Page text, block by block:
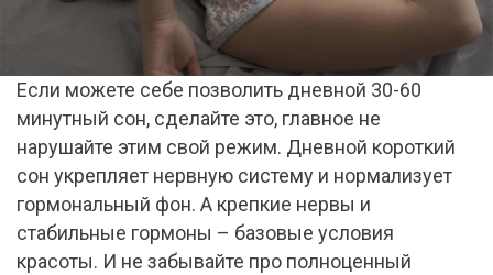
Если можете себе позволить дневной 30-60
минутный сон, сделайте это, главное не
нарушайте этим свой режим. Дневной короткий
сон укрепляет нервную систему и нормализует
гормональный фон. А крепкие нервы и
стабильные гормоны – базовые условия
красоты. И не забывайте про полноценный